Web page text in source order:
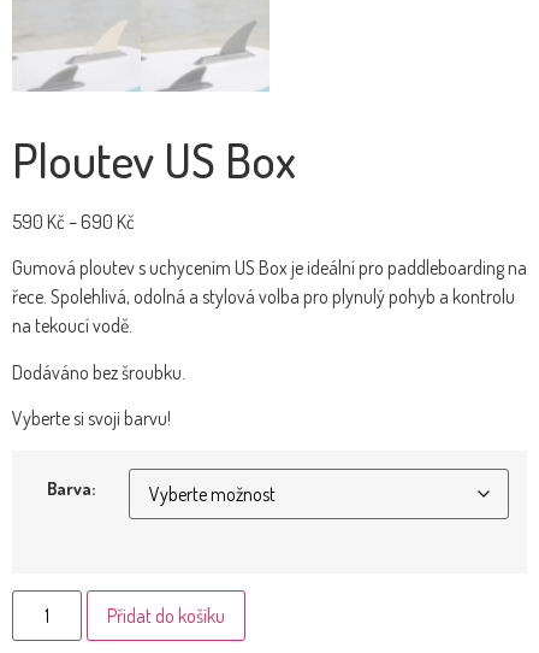
Ploutev US Box
590 Kč – 690 Kč
Gumová ploutev s uchycením US Box je ideální pro paddleboarding na
řece. Spolehlivá, odolná a stylová volba pro plynulý pohyb a kontrolu
na tekoucí vodě.
Dodáváno bez šroubku.
Vyberte si svoji barvu!
Barva:
Přidat do košíku